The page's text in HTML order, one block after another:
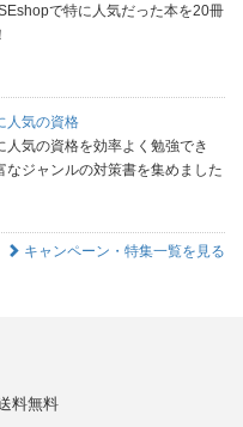
で特に人気だった本を20冊
人気の資格
人気の資格を効率よく勉強でき
なジャンルの対策書を集めました
キャンペーン・特集一覧を見る
料無料